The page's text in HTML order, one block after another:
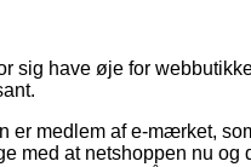
sig have øje for
er medlem af e-mærket,
med at netshoppen nu og